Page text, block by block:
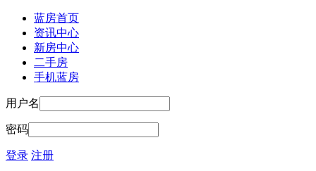
蓝房首页
资讯中心
新房中心
二手房
手机蓝房
用户名
密码
登录 注册